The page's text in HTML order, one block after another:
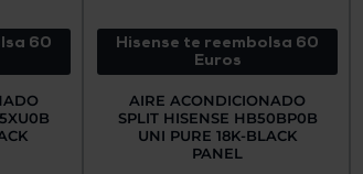
60
Hisense te reembolsa 60
Euros
AIRE ACONDICIONADO
SPLIT HISENSE HB50BP0B
UNI PURE 18K-BLACK
PANEL